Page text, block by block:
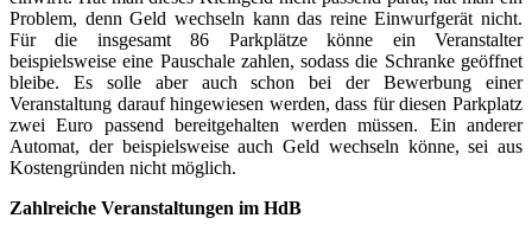
Problem, denn Geld wechseln kann das reine Einwurfgerät nicht.
Für die insgesamt 86 Parkplätze könne ein Veranstalter
beispielsweise eine Pauschale zahlen, sodass die Schranke geöffnet
bleibe. Es solle aber auch schon bei der Bewerbung einer
Veranstaltung darauf hingewiesen werden, dass für diesen Parkplatz
zwei Euro passend bereitgehalten werden müssen. Ein anderer
Automat, der beispielsweise auch Geld wechseln könne, sei aus
Kostengründen nicht möglich.
Zahlreiche Veranstaltungen im HdB